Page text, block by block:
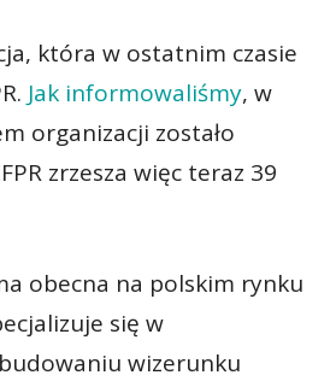
która w ostatnim czasie
Jak informowaliśmy, w
organizacji zostało
zrzesza więc teraz 39
obecna na polskim rynku
się w
wizerunku